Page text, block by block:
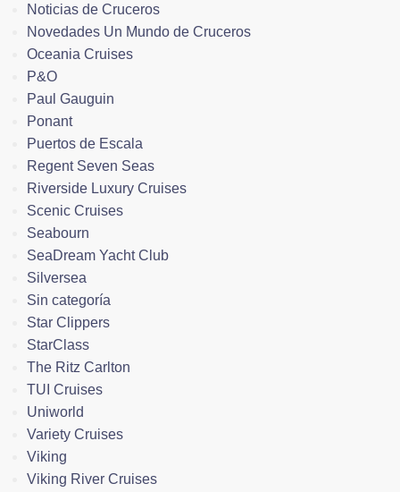
Noticias de Cruceros
Novedades Un Mundo de Cruceros
Oceania Cruises
P&O
Paul Gauguin
Ponant
Puertos de Escala
Regent Seven Seas
Riverside Luxury Cruises
Scenic Cruises
Seabourn
SeaDream Yacht Club
Silversea
Sin categoría
Star Clippers
StarClass
The Ritz Carlton
TUI Cruises
Uniworld
Variety Cruises
Viking
Viking River Cruises